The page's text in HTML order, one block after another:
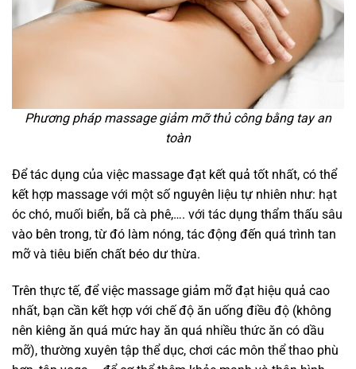
Phương pháp massage giảm mỡ thủ công bằng tay an
toàn
Để tác dụng của việc massage đạt kết quả tốt nhất, có thể
kết hợp massage với một số nguyên liệu tự nhiên như: hạt
óc chó, muối biển, bã cà phê,…. với tác dụng thẩm thấu sâu
vào bên trong, từ đó làm nóng, tác động đến quá trình tan
mỡ và tiêu biến chất béo dư thừa.
Trên thực tế, để việc massage giảm mỡ đạt hiệu quả cao
nhất, bạn cần kết hợp với chế độ ăn uống điều độ (không
nên kiêng ăn quá mức hay ăn quá nhiều thức ăn có dầu
mỡ), thường xuyên tập thể dục, chơi các môn thể thao phù